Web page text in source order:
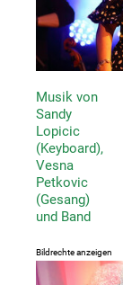
Musik von
Sandy
Lopicic
(Keyboard),
Vesna
Petkovic
(Gesang)
und Band
Bildrechte anzeigen